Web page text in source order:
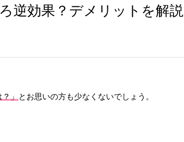
逆効果？デメリットを解説
」 とお思いの方も少なくないでしょう。